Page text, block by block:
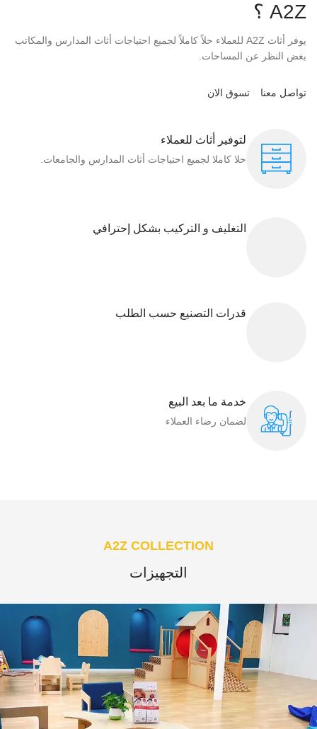
A2Z ؟
يوفر أثاث A2Z للعملاء حلاً كاملاً لجميع احتياجات أثاث المدارس والمكاتب
بغض النظر عن المساحات.
تواصل معنا تسوق الان
لتوفير أثاث للعملاء
حلا كاملا لجميع احتياجات أثاث المدارس والجامعات.
التغليف و التركيب بشكل إحترافي
قدرات التصنيع حسب الطلب
خدمة ما بعد البيع
لضمان رضاء العملاء​
A2Z COLLECTION
التجهيزات